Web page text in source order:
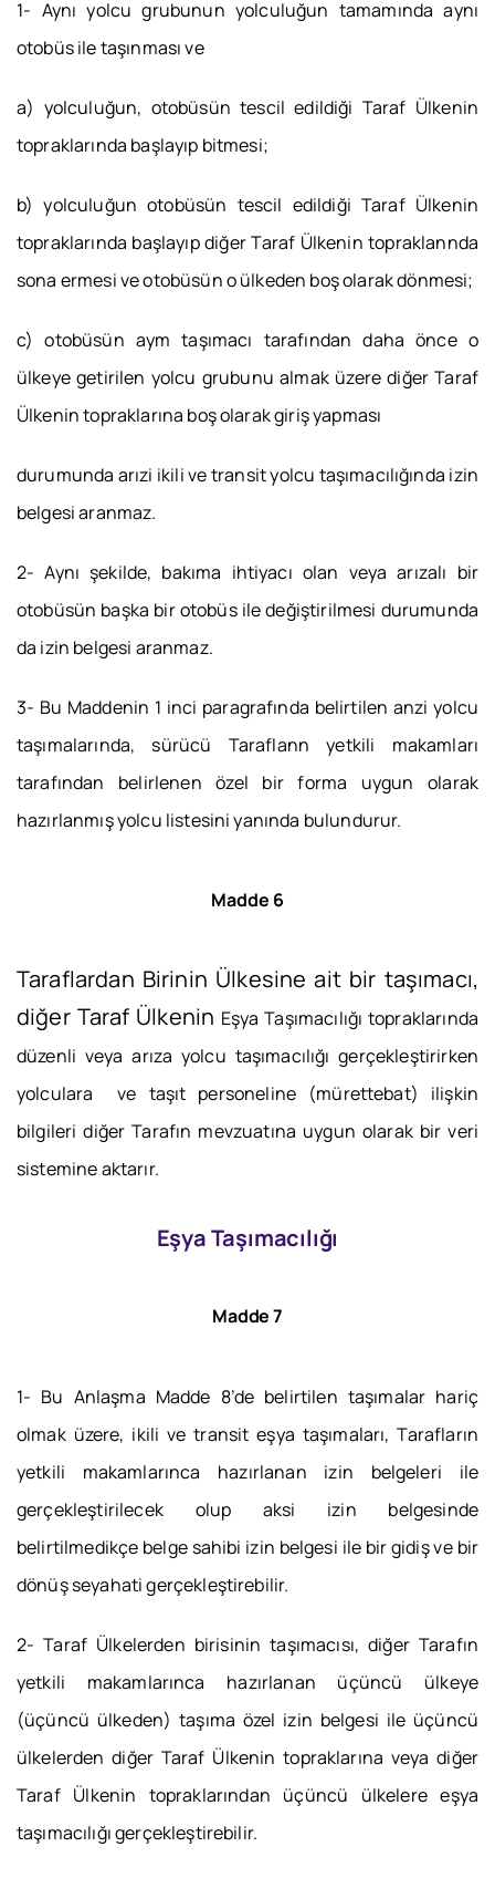
1- Aynı yolcu grubunun yolculuğun tamamında aynı
otobüs ile taşınması ve
a) yolculuğun, otobüsün tescil edildiği Taraf Ülkenin
topraklarında başlayıp bitmesi;
b) yolculuğun otobüsün tescil edildiği Taraf Ülkenin
topraklarında başlayıp diğer Taraf Ülkenin topraklannda
sona ermesi ve otobüsün o ülkeden boş olarak dönmesi;
c) otobüsün aym taşımacı tarafından daha önce o
ülkeye getirilen yolcu grubunu almak üzere diğer Taraf
Ülkenin topraklarına boş olarak giriş yapması
durumunda arızi ikili ve transit yolcu taşımacılığında izin
belgesi aranmaz.
2- Aynı şekilde, bakıma ihtiyacı olan veya arızalı bir
otobüsün başka bir otobüs ile değiştirilmesi durumunda
da izin belgesi aranmaz.
3- Bu Maddenin 1 inci paragrafında belirtilen anzi yolcu
taşımalarında, sürücü Taraflann yetkili makamları
tarafından belirlenen özel bir forma uygun olarak
hazırlanmış yolcu listesini yanında bulundurur.
Madde 6
Taraflardan Birinin Ülkesine ait bir taşımacı,
diğer Taraf Ülkenin Eşya Taşımacılığı topraklarında
düzenli veya arıza yolcu taşımacılığı gerçekleştirirken
yolculara ve taşıt personeline (mürettebat) ilişkin
bilgileri diğer Tarafın mevzuatına uygun olarak bir veri
sistemine aktarır.
Eşya Taşımacılığı
Madde 7
1- Bu Anlaşma Madde 8’de belirtilen taşımalar hariç
olmak üzere, ikili ve transit eşya taşımaları, Tarafların
yetkili makamlarınca hazırlanan izin belgeleri ile
gerçekleştirilecek olup aksi izin belgesinde
belirtilmedikçe belge sahibi izin belgesi ile bir gidiş ve bir
dönüş seyahati gerçekleştirebilir.
2- Taraf Ülkelerden birisinin taşımacısı, diğer Tarafın
yetkili makamlarınca hazırlanan üçüncü ülkeye
(üçüncü ülkeden) taşıma özel izin belgesi ile üçüncü
ülkelerden diğer Taraf Ülkenin topraklarına veya diğer
Taraf Ülkenin topraklarından üçüncü ülkelere eşya
taşımacılığı gerçekleştirebilir.